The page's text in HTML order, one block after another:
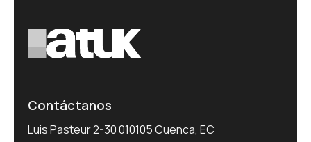
Contáctanos
Luis Pasteur 2-30 010105 Cuenca, EC